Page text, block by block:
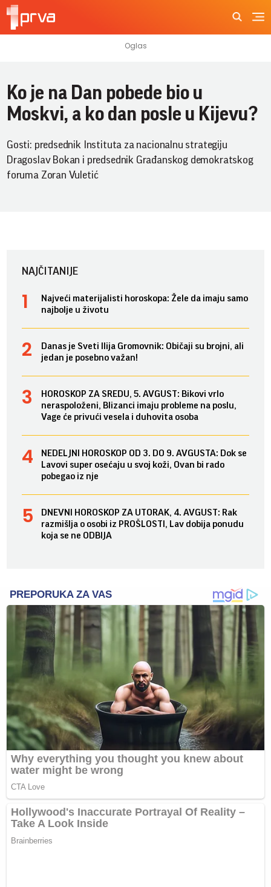
Ko je na Dan pobede bio u
Moskvi, a ko dan posle u Kijevu?
Gosti: predsednik Instituta za nacionalnu strategiju
Dragoslav Bokan i predsednik Građanskog demokratskog
foruma Zoran Vuletić
NAJČITANIJE
Najveći materijalisti horoskopa: Žele da imaju samo
najbolje u životu
Danas je Sveti Ilija Gromovnik: Običaji su brojni, ali
jedan je posebno važan!
HOROSKOP ZA SREDU, 5. AVGUST: Bikovi vrlo
neraspoloženi, Blizanci imaju probleme na poslu,
Vage će privući vesela i duhovita osoba
NEDELJNI HOROSKOP OD 3. DO 9. AVGUSTA: Dok se
Lavovi super osećaju u svoj koži, Ovan bi rado
pobegao iz nje
DNEVNI HOROSKOP ZA UTORAK, 4. AVGUST: Rak
razmišlja o osobi iz PROŠLOSTI, Lav dobija ponudu
koja se ne ODBIJA